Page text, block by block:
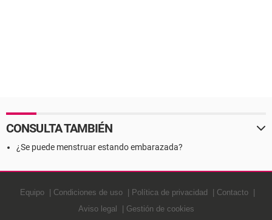
CONSULTA TAMBIÉN
¿Se puede menstruar estando embarazada?
Equipo Condiciones de uso Política de privacidad
Contacto
Aviso legal
Gestión de cookies